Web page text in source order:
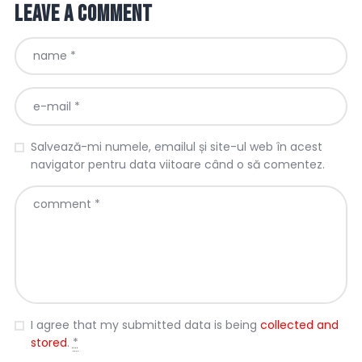
Leave a comment
Salvează-mi numele, emailul și site-ul web în acest
navigator pentru data viitoare când o să comentez.
I agree that my submitted data is being collected and
stored.*